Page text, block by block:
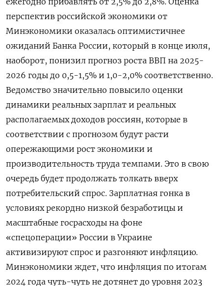
перспектив российской экономики от
Минэкономики оказалась оптимистичнее
ожиданий Банка России, который в конце июля,
наоборот, понизил прогноз роста ВВП на 2025-
2026 годы до 0,5-1,5% и 1,0-2,0% соответственно.
Ведомство значительно повысило оценки
динамики реальных зарплат и реальных
располагаемых доходов россиян, которые в
соответствии с прогнозом будут расти
опережающими рост экономики и
производительность труда темпами. Это в свою
очередь будет продолжать толкать вверх
потребительский спрос. Зарплатная гонка в
условиях рекордно низкой безработицы и
масштабные госрасходы на фоне
«спецоперации» России в Украине
активизируют спрос и разгоняют инфляцию.
Минэкономики ждет, что инфляция по итогам
2024 года чуть-чуть не дотянет до уровня 2023